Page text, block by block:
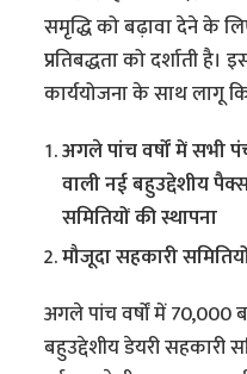
समृद्धि को बढ़ावा देने के
प्रतिबद्धता को दर्शाती
कार्ययोजना के साथ लागू
अगले पांच वर्षों में सभी
वाली नई बहुउद्देशीय
समितियों की स्थापना
मौजूदा सहकारी
अगले पांच वर्षों में 70,000
बहुउद्देशीय डेयरी सहकारी